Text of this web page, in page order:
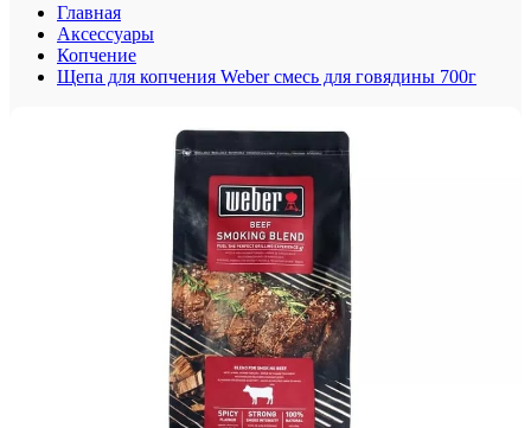
Главная
Аксессуары
Копчение
Щепа для копчения Weber смесь для говядины 700г